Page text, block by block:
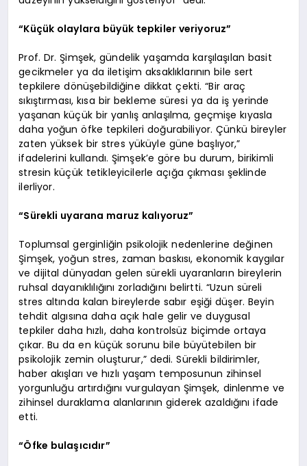
“Küçük olaylara büyük tepkiler veriyoruz”
Prof. Dr. Şimşek, gündelik yaşamda karşılaşılan basit
gecikmeler ya da iletişim aksaklıklarının bile sert
tepkilere dönüşebildiğine dikkat çekti. “Bir araç
sıkıştırması, kısa bir bekleme süresi ya da iş yerinde
yaşanan küçük bir yanlış anlaşılma, geçmişe kıyasla
daha yoğun öfke tepkileri doğurabiliyor. Çünkü bireyler
zaten yüksek bir stres yüküyle güne başlıyor,”
ifadelerini kullandı. Şimşek’e göre bu durum, birikimli
stresin küçük tetikleyicilerle açığa çıkması şeklinde
ilerliyor.
“Sürekli uyarana maruz kalıyoruz”
Toplumsal gerginliğin psikolojik nedenlerine değinen
Şimşek, yoğun stres, zaman baskısı, ekonomik kaygılar
ve dijital dünyadan gelen sürekli uyaranların bireylerin
ruhsal dayanıklılığını zorladığını belirtti. “Uzun süreli
stres altında kalan bireylerde sabır eşiği düşer. Beyin
tehdit algısına daha açık hale gelir ve duygusal
tepkiler daha hızlı, daha kontrolsüz biçimde ortaya
çıkar. Bu da en küçük sorunu bile büyütebilen bir
psikolojik zemin oluşturur,” dedi. Sürekli bildirimler,
haber akışları ve hızlı yaşam temposunun zihinsel
yorgunluğu artırdığını vurgulayan Şimşek, dinlenme ve
zihinsel duraklama alanlarının giderek azaldığını ifade
etti.
“Öfke bulaşıcıdır”